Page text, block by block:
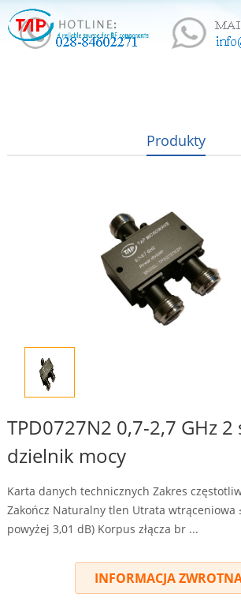
Produkty
TPD0727N2 0,7-2,7 GHz
dzielnik mocy
Karta danych technicznych Zakres
Zakończ Naturalny tlen Utrata wtrąceniowa
powyżej 3,01 dB) Korpus złącza br ...
INFORMACJA